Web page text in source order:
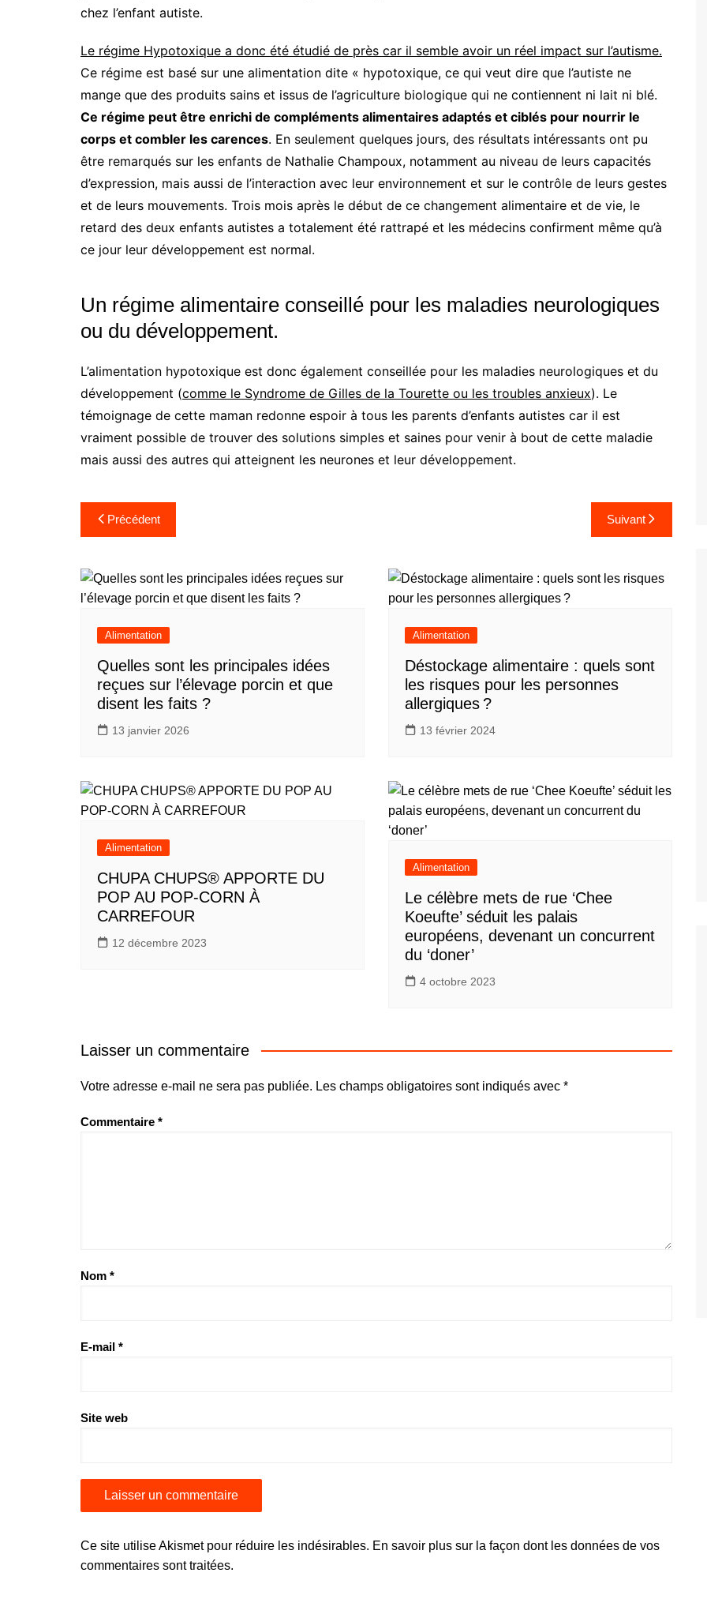
chez l’enfant autiste.
Le régime Hypotoxique a donc été étudié de près car il semble avoir un réel impact sur l’autisme.
Ce régime est basé sur une alimentation dite « hypotoxique, ce qui veut dire que l’autiste ne
mange que des produits sains et issus de l’agriculture biologique qui ne contiennent ni lait ni blé.
Ce régime peut être enrichi de compléments alimentaires adaptés et ciblés pour nourrir le
corps et combler les carences. En seulement quelques jours, des résultats intéressants ont pu
être remarqués sur les enfants de Nathalie Champoux, notamment au niveau de leurs capacités
d’expression, mais aussi de l’interaction avec leur environnement et sur le contrôle de leurs gestes
et de leurs mouvements. Trois mois après le début de ce changement alimentaire et de vie, le
retard des deux enfants autistes a totalement été rattrapé et les médecins confirment même qu’à
ce jour leur développement est normal.
Un régime alimentaire conseillé pour les maladies neurologiques
ou du développement.
L’alimentation hypotoxique est donc également conseillée pour les maladies neurologiques et du
développement (comme le Syndrome de Gilles de la Tourette ou les troubles anxieux). Le
témoignage de cette maman redonne espoir à tous les parents d’enfants autistes car il est
vraiment possible de trouver des solutions simples et saines pour venir à bout de cette maladie
mais aussi des autres qui atteignent les neurones et leur développement.
Navigation
de
l’article
Précédent Suivant
Alimentation
Quelles sont les principales idées
reçues sur l’élevage porcin et que
disent les faits ?
13 janvier 2026
Alimentation
Déstockage alimentaire : quels sont
les risques pour les personnes
allergiques ?
13 février 2024
Alimentation
CHUPA CHUPS®️ APPORTE DU
POP AU POP-CORN À
CARREFOUR
12 décembre 2023
Alimentation
Le célèbre mets de rue ‘Chee
Koeufte’ séduit les palais
européens, devenant un concurrent
du ‘doner’
4 octobre 2023
Laisser un commentaire
Votre adresse e-mail ne sera pas publiée. Les champs obligatoires sont indiqués avec *
Commentaire *
Nom *
E-mail *
Site web
Ce site utilise Akismet pour réduire les indésirables. En savoir plus sur la façon dont les données de vos
commentaires sont traitées.